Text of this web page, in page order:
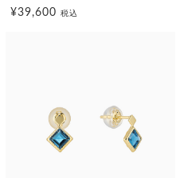
¥39,600 税込